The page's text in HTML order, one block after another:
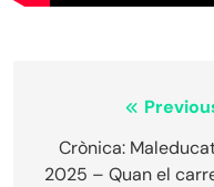
Navegació
d'entrades
Crònica:
2025 – Quan el